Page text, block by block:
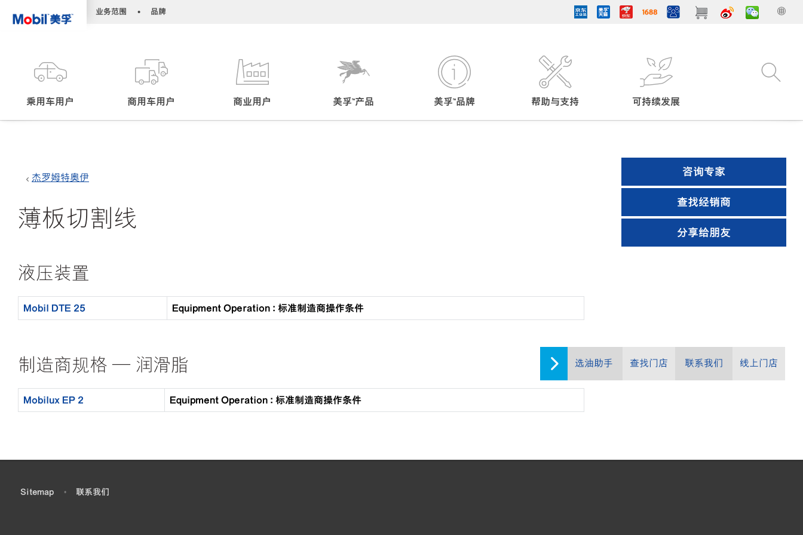
业务范围 • 品牌
乘用车用户 商用车用户 商业用户 美孚™产品 美孚™品牌 帮助与支持 可持续发展
选油助手 查找门店 联系我们 线上门店
杰罗姆特奥伊
薄板切割线
液压装置
Mobil DTE 25 Equipment Operation : 标准制造商操作条件
制造商规格 — 润滑脂
Mobilux EP 2 Equipment Operation : 标准制造商操作条件
咨询专家
查找经销商
分享给朋友
Sitemap • 联系我们